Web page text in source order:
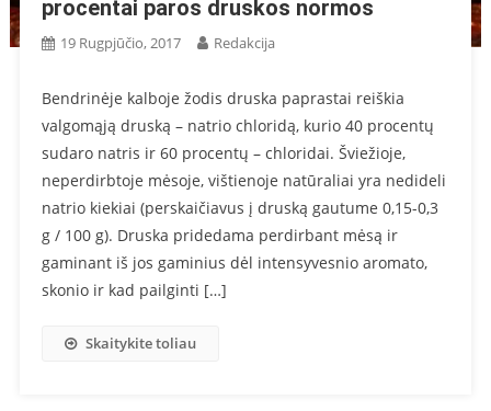
procentai paros druskos normos
19 Rugpjūčio, 2017 Redakcija
Bendrinėje kalboje žodis druska paprastai reiškia
valgomąją druską – natrio chloridą, kurio 40 procentų
sudaro natris ir 60 procentų – chloridai. Šviežioje,
neperdirbtoje mėsoje, vištienoje natūraliai yra nedideli
natrio kiekiai (perskaičiavus į druską gautume 0,15-0,3
g / 100 g). Druska pridedama perdirbant mėsą ir
gaminant iš jos gaminius dėl intensyvesnio aromato,
skonio ir kad pailginti […]
Skaitykite toliau